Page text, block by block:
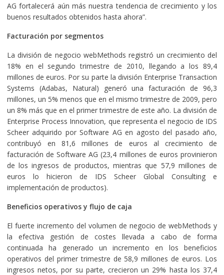
AG fortalecerá aún más nuestra tendencia de crecimiento y los
buenos resultados obtenidos hasta ahora”.
Facturación por segmentos
La división de negocio webMethods registró un crecimiento del
18% en el segundo trimestre de 2010, llegando a los 89,4
millones de euros. Por su parte la división Enterprise Transaction
Systems (Adabas, Natural) generó una facturación de 96,3
millones, un 5% menos que en el mismo trimestre de 2009, pero
un 8% más que en el primer trimestre de este año. La división de
Enterprise Process Innovation, que representa el negocio de IDS
Scheer adquirido por Software AG en agosto del pasado año,
contribuyó en 81,6 millones de euros al crecimiento de
facturación de Software AG (23,4 millones de euros provinieron
de los ingresos de productos, mientras que 57,9 millones de
euros lo hicieron de IDS Scheer Global Consulting e
implementación de productos).
Beneficios operativos y flujo de caja
El fuerte incremento del volumen de negocio de webMethods y
la efectiva gestión de costes llevada a cabo de forma
continuada ha generado un incremento en los beneficios
operativos del primer trimestre de 58,9 millones de euros. Los
ingresos netos, por su parte, crecieron un 29% hasta los 37,4